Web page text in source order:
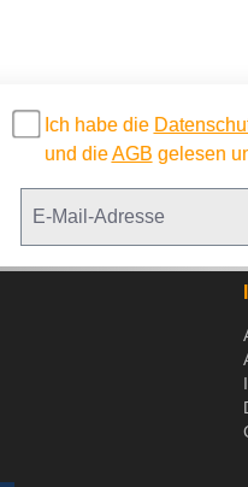
Ich habe die
und dieAGB gelesen